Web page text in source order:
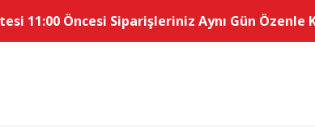
11:00 Öncesi Siparişleriniz Aynı Gün